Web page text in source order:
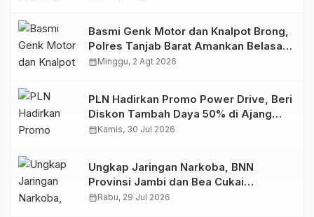
Basmi Genk Motor dan Knalpot Brong,
Polres Tanjab Barat Amankan Belasan
Kendaraan
calendar_monthMinggu, 2 Agt 2026
PLN Hadirkan Promo Power Drive, Beri
Diskon Tambah Daya 50% di Ajang
GIIAS 2026
calendar_monthKamis, 30 Jul 2026
Ungkap Jaringan Narkoba, BNN
Provinsi Jambi dan Bea Cukai
Amankan Sembilan Pelaku beserta
calendar_monthRabu, 29 Jul 2026